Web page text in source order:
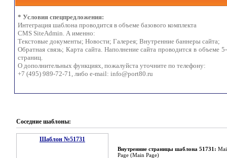
* Условия спецпредложения:
Интеграция шаблона проводится в объеме базового комплекта
CMS SiteAdmin. А именно:
Текстовые документы; Новости; Галерея; Внутренние баннеры сайта;
Обратная связь; Карта сайта. Наполнение сайта проводится в объеме
страниц.
О дополнительных функциях, пожалуйста уточните по телефону:
+7 (495) 989-72-71, либо e-mail: info@port80.ru
Соседние шаблоны:
Шаблон №51731
Внутренние страницы шаблона 51731:
Page (Main Page)